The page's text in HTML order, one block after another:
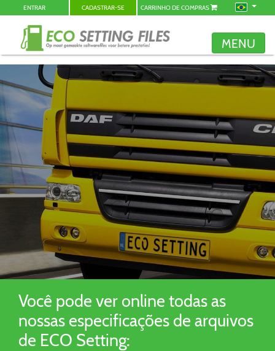
ENTRAR CADASTRAR-SE CARRINHO DE COMPRAS
MENU
Você pode ver online todas as
nossas especificações de arquivos
de ECO Setting: